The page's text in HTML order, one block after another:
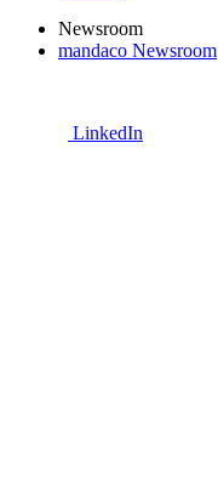
Newsroom
mandaco Newsroom
LinkedIn